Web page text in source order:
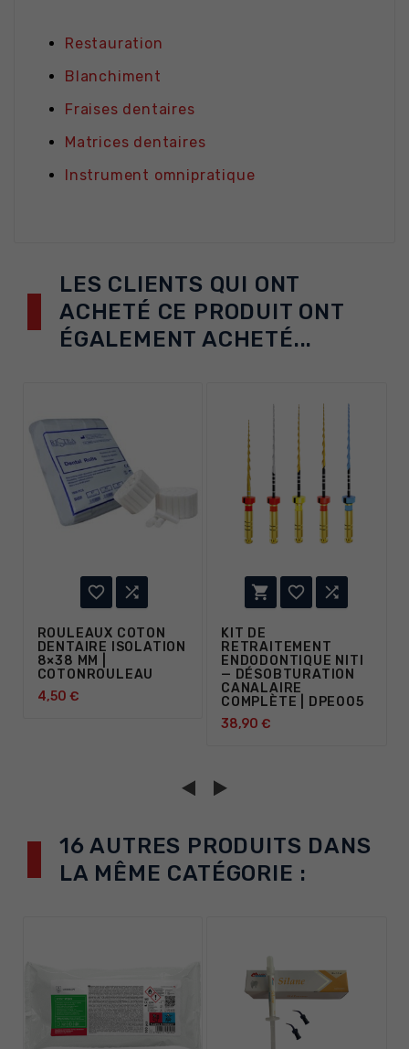
Restauration
Blanchiment
Fraises dentaires
Matrices dentaires
Instrument omnipratique
LES CLIENTS QUI ONT
ACHETÉ CE PRODUIT ONT
ÉGALEMENT ACHETÉ...
 
ROULEAUX COTON
DENTAIRE ISOLATION
8×38 MM |
COTONROULEAU
4,50 €
  
KIT DE
RETRAITEMENT
ENDODONTIQUE NITI
— DÉSOBTURATION
CANALAIRE
COMPLÈTE | DPE005
38,90 €
16 AUTRES PRODUITS DANS
LA MÊME CATÉGORIE :